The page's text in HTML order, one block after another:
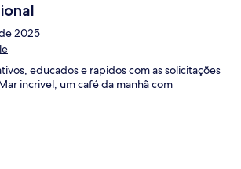
2025
educados e rapidos com as solicitações
incrivel, um café da manhã com